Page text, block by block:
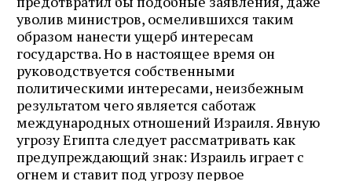
уволив министров, осмелившихся таким
образом нанести ущерб интересам
государства. Но в настоящее время он
руководствуется собственными
политическими интересами, неизбежным
результатом чего является саботаж
международных отношений Израиля. Явную
угрозу Египта следует рассматривать как
предупреждающий знак: Израиль играет с
огнем и ставит под угрозу первое